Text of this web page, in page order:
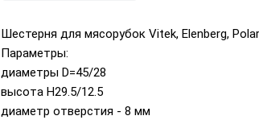
Шестерня для мясорубок Vitek, Elenberg,
Параметры:
диаметры D=45/28
высота H29.5/12.5
диаметр отверстия - 8 мм